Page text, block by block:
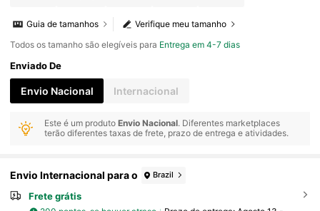
Verifique meu tamanho
Guia de tamanhos
Todos os tamanho são elegíveis para Entrega em 4-7 dias
Enviado De
Envio Nacional Internacional
Este é um produtoEnvio Nacional. Diferentes marketplaces
terão diferentes taxas de frete, prazo de entrega e atividades.
Envio Internacional para o Brazil
Frete grátis